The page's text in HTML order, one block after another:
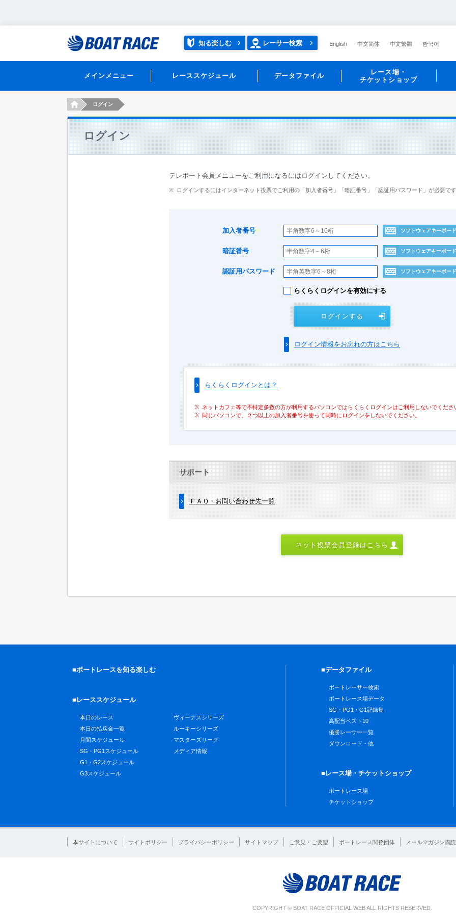
知る楽しむ レーサー検索 English 中文简体 中文繁體 한국어
メインメニュー レーススケジュール データファイル
レース場・
チケットショップ
HOMEログイン
ログイン
テレボート会員メニューをご利用になるにはログインしてください。
ログインするにはインターネット投票でご利用の「加入者番号」「暗証番号」「認証用パスワード」が必要です
加入者番号 ソフトウェアキーボード
暗証番号 ソフトウェアキーボード
認証用パスワード ソフトウェアキーボード
らくらくログインを有効にする
ログインする
ログイン情報をお忘れの方はこちら
らくらくログインとは？
ネットカフェ等で不特定多数の方が利用するパソコンではらくらくログインはご利用しないでくださ
同じパソコンで、２つ以上の加入者番号を使って同時にログインをしないでください。
サポート
ＦＡＱ・お問い合わせ先一覧
ネット投票会員登録はこちら
■ボートレースを知る楽しむ
■レーススケジュール
本日のレース
本日の払戻金一覧
月間スケジュール
SG・PG1スケジュール
G1・G2スケジュール
G3スケジュール
ヴィーナスシリーズ
ルーキーシリーズ
マスターズリーグ
メディア情報
■データファイル
ボートレーサー検索
ボートレース場データ
SG・PG1・G1記録集
高配当ベスト10
優勝レーサー一覧
ダウンロード・他
■レース場・チケットショップ
ボートレース場
チケットショップ
本サイトについて サイトポリシー プライバシーポリシー サイトマップ ご意見・ご要望 ボートレース関係団体 メールマガジン購読
COPYRIGHT © BOAT RACE OFFICIAL WEB ALL RIGHTS RESERVED.